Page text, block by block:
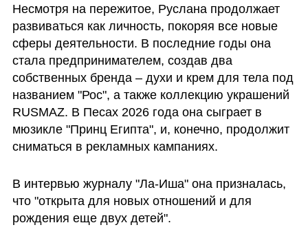
Несмотря на пережитое, Руслана продолжает
развиваться как личность, покоряя все новые
сферы деятельности. В последние годы она
стала предпринимателем, создав два
собственных бренда – духи и крем для тела под
названием "Рос", а также коллекцию украшений
RUSMAZ. В Песах 2026 года она сыграет в
мюзикле "Принц Египта", и, конечно, продолжит
сниматься в рекламных кампаниях.
В интервью журналу "Ла-Иша" она призналась,
что "открыта для новых отношений и для
рождения еще двух детей".